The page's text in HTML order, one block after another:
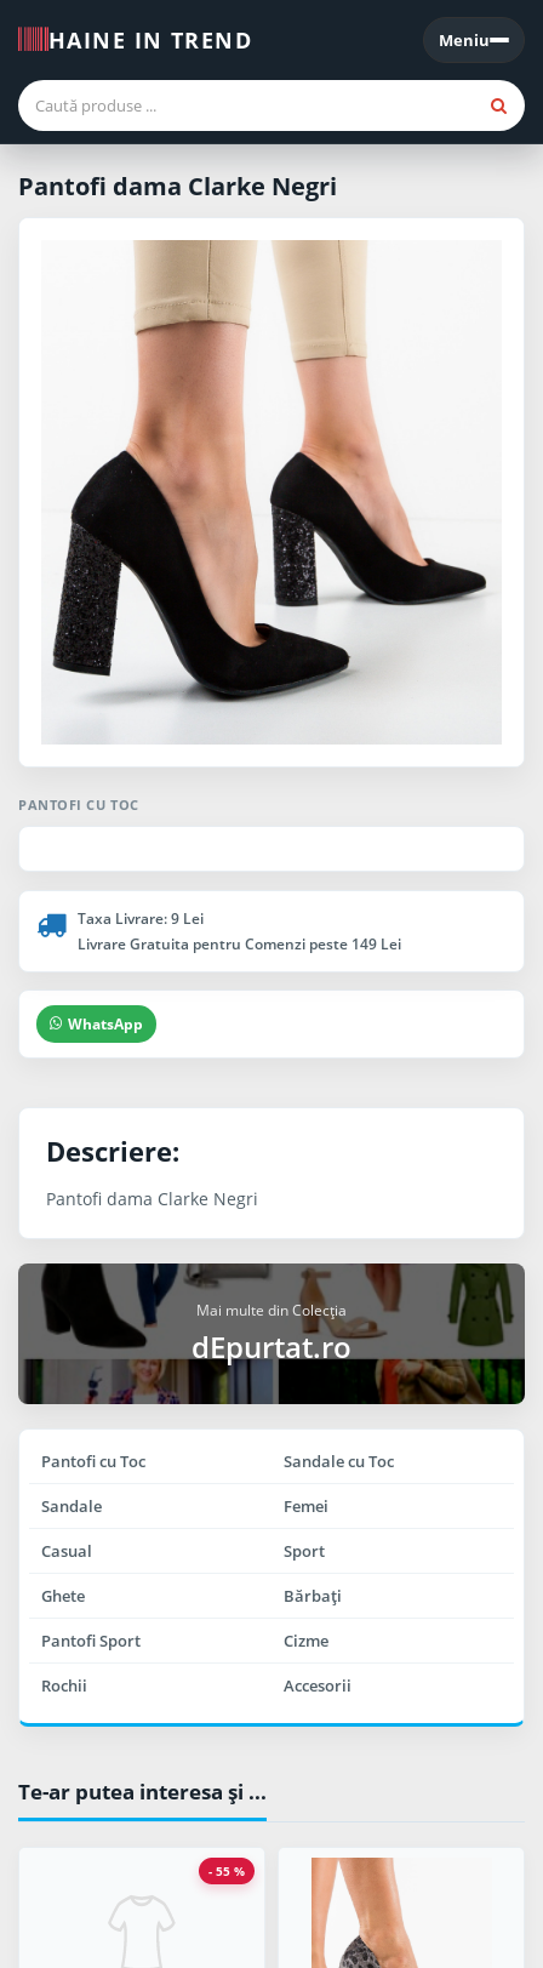
HAINE IN TREND Meniu
Meniu
Pantofi dama Clarke Negri
PANTOFI CU TOC
Taxa Livrare: 9 Lei
Livrare Gratuita pentru Comenzi peste 149 Lei
WhatsApp
Descriere:
Pantofi dama Clarke Negri
Mai multe din Colecția
dEpurtat.ro
Pantofi cu Toc Sandale cu Toc
Sandale Femei
Casual Sport
Ghete Bărbaţi
Pantofi Sport Cizme
Rochii Accesorii
Te-ar putea interesa şi ...
- 55 %